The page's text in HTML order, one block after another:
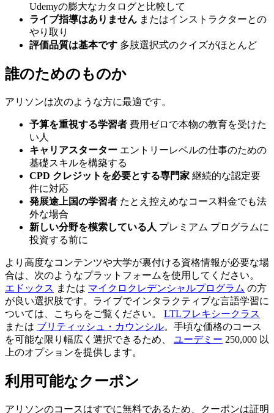
Udemyの膨大なカタログと比較して
ライブ指導はありません またはインストラクターとの
やり取り
評価品質は基本です 多肢選択式のクイズがほとんど
誰のためのものか
アリソンは次のような方に最適です。
予算を重視する学習者 費用ゼロで本物の教育を受けた
い人
キャリアスターター エントリーレベルの仕事のための
基礎スキルを構築する
CPD クレジットを必要とする専門家 継続的な認定要
件に対応
発展途上国の学習者 たとえ控えめなコース料金でも法
外な場合
新しい分野を模索している人 プレミアム プログラムに
投資する前に
より高度なコンテンツや大学が裏付ける資格情報が必要な場
合は、次のようなプラットフォームを使用してください。
エドックス または マイクロクレデンシャルプログラム の方
が良い選択肢です。ライブでインタラクティブな言語学習に
ついては、こちらをご覧ください。 LTLフレキシークラス
または ブリティッシュ・カウンシル。手頃な価格のコース
を可能な限り幅広く選択できるため、 ユーデミー 250,000 以
上のオプションを提供します。
利用可能なクーポン
アリソンのコースはすでに無料であるため、クーポンは証明